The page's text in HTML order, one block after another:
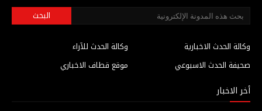
وكالة الحدث للآراء
وكالة الحدث الاخبارية
موقع قطاف الاخباري
صحيفة الحدث الاسبوعي
أخر الاخبار